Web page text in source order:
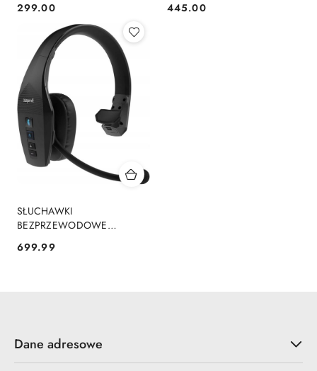
Cena:
299.00 Cena:
445.00
SŁUCHAWKI
BEZPRZEWODOWE
Cena:
699.99
Dane adresowe